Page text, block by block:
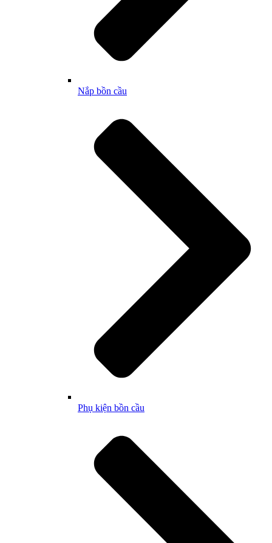
Nắp bồn cầu
Phụ kiện bồn cầu